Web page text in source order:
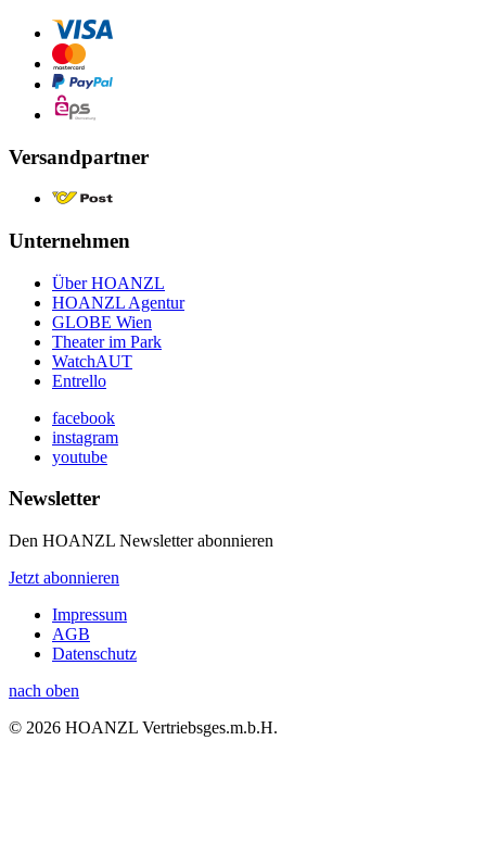
Versandpartner
Unternehmen
Über HOANZL
HOANZL Agentur
GLOBE Wien
Theater im Park
WatchAUT
Entrello
facebook
instagram
youtube
Newsletter
Den HOANZL Newsletter abonnieren
Jetzt abonnieren
Impressum
AGB
Datenschutz
nach oben
© 2026 HOANZL Vertriebsges.m.b.H.